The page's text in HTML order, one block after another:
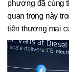
phương đã cùng
quan trọng này
tiện thương mại